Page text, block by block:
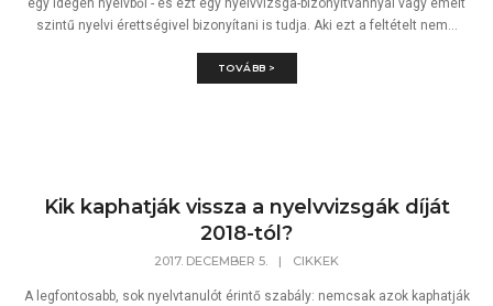
egy idegen nyelvből - és ezt egy nyelvvizsga-bizonyítvánnyal vagy emelt
szintű nyelvi érettségivel bizonyítani is tudja. Aki ezt a feltételt nem...
TOVÁBB >
Kik kaphatják vissza a nyelvvizsgák díját
2018-tól?
2017. DECEMBER 5. | CIKKEK
A legfontosabb, sok nyelvtanulót érintő szabály: nemcsak azok kaphatják